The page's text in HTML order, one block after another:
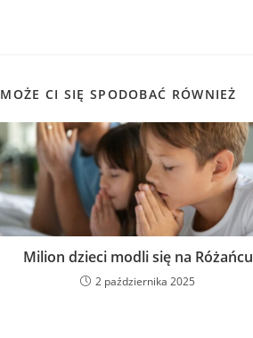
MOŻE CI SIĘ SPODOBAĆ RÓWNIEŻ
Milion dzieci modli się na Różańcu
2 października 2025